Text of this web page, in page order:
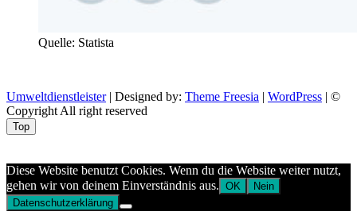
Quelle: Statista
Umweltdienstleister| Designed by: Theme Freesia | WordPress | ©
Copyright All right reserved
Top
Diese Website benutzt Cookies. Wenn du die Website weiter nutzt,
gehen wir von deinem Einverständnis aus. OK
Nein
Datenschutzerklärung